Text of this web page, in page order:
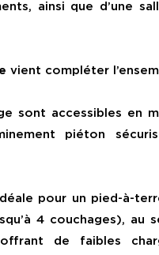
ainsi que d’une
vient compléter
sont accessibles en
piéton
pour un pied-à-
4 couchages), au
de faibles